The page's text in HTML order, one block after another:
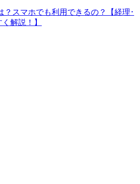
？スマホでも利用できるの？【経理･
解説！】